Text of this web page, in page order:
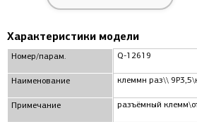
Характеристики модели
Номер/парам.
Наименование
Примечание
Q-12619
клеммн раз\\
разъёмный